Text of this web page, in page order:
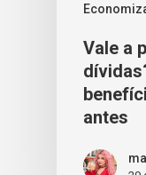
Vale a
antes